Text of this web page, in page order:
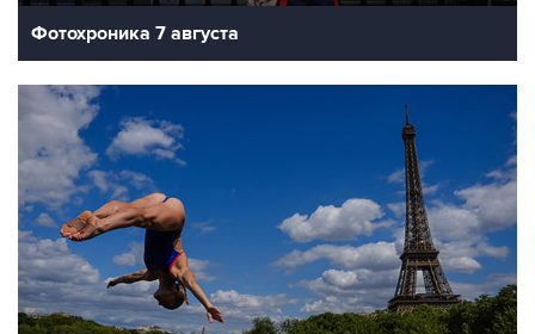
Фотохроника 7 августа